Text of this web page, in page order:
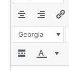
Georgia